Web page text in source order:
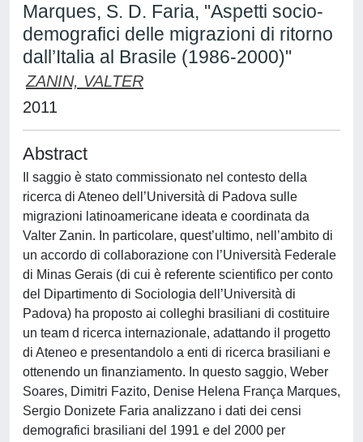
Marques, S. D. Faria, "Aspetti socio-
demografici delle migrazioni di ritorno
dall’Italia al Brasile (1986-2000)"
ZANIN, VALTER
2011
Abstract
Il saggio è stato commissionato nel contesto della
ricerca di Ateneo dell’Università di Padova sulle
migrazioni latinoamericane ideata e coordinata da
Valter Zanin. In particolare, quest’ultimo, nell’ambito di
un accordo di collaborazione con l’Università Federale
di Minas Gerais (di cui è referente scientifico per conto
del Dipartimento di Sociologia dell’Università di
Padova) ha proposto ai colleghi brasiliani di costituire
un team d ricerca internazionale, adattando il progetto
di Ateneo e presentandolo a enti di ricerca brasiliani e
ottenendo un finanziamento. In questo saggio, Weber
Soares, Dimitri Fazito, Denise Helena França Marques,
Sergio Donizete Faria analizzano i dati dei censi
demografici brasiliani del 1991 e del 2000 per